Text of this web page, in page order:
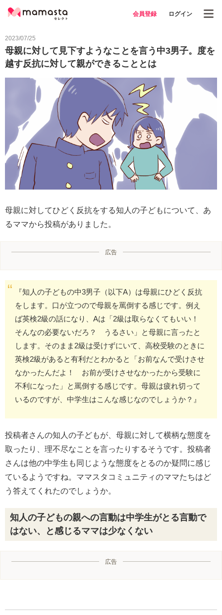
会員登録 ログイン
2023/07/25
母親に対して見下すようなことを言う中3男子。度を
越す反抗に対して親ができることとは
母親に対してひどく反抗をする知人の子どもについて、あ
るママから投稿がありました。
広告
『知人の子どもの中3男子（以下A）は母親にひどく反抗
をします。口が立つので母親を罵倒する感じです。例え
ば英検2級の話になり、Aは「2級は取らなくてもいい！
そんなの必要ないだろ？ うるさい」と母親に言ったと
します。そのまま2級は受けずにいて、高校受験のときに
英検2級があると有利だとわかると「お前なんで受けさせ
なかったんだよ！ お前が受けさせなかったから受験に
不利になった」と罵倒する感じです。母親は疲れ切って
いるのですが、中学生はこんな感じなのでしょうか？』
投稿者さんの知人の子どもが、母親に対して横柄な態度を
取ったり、理不尽なことを言ったりするそうです。投稿者
さんは他の中学生も同じような態度をとるのか疑問に感じ
ているようですね。ママスタコミュニティのママたちはど
う答えてくれたのでしょうか。
知人の子どもの親への言動は中学生がとる言動で
はない、と感じるママは少なくない
広告